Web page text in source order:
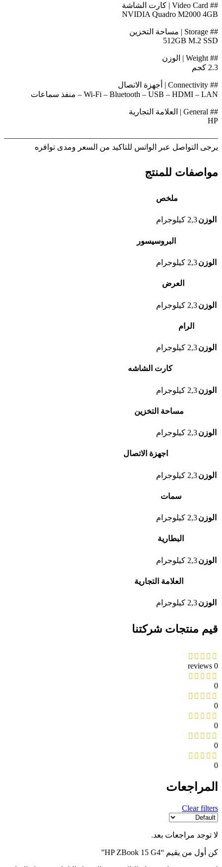
## Video Card | كارت الشاشة
NVIDIA Quadro M2000 4GB
## Storage | مساحة التخزين
512GB M.2 SSD
## Weight | الوزن
2.3 كجم
## Connectivity | أجهزة الاتصال
Wi-Fi – Bluetooth – USB – HDMI – LAN – منفذ سماعات
## General | العلامة التجارية
HP
يرجى التواصل عبر الواتس للتاكيد من السعر ومدى توافره
مواصفات للمنتج
ملخص
الوزن2,3 كيلوجرام
البروسيسور
الوزن2,3 كيلوجرام
العرض
الوزن2,3 كيلوجرام
الرام
الوزن2,3 كيلوجرام
كارت الشاشه
الوزن2,3 كيلوجرام
مساحة التخزين
الوزن2,3 كيلوجرام
اجهزة الاتصال
الوزن2,3 كيلوجرام
سمات
الوزن2,3 كيلوجرام
البطارية
الوزن2,3 كيلوجرام
العلامة التجارية
الوزن2,3 كيلوجرام
قيم منتجات شركتنا
0 reviews
0
0
0
0
0
المراجعات
Clear filters
لا توجد مراجعات بعد.
كن أول من يقيم “HP ZBook 15 G4”